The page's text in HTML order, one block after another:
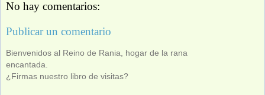
No hay comentarios:
Publicar un comentario
Bienvenidos al Reino de Rania, hogar de la rana
encantada.
¿Firmas nuestro libro de visitas?